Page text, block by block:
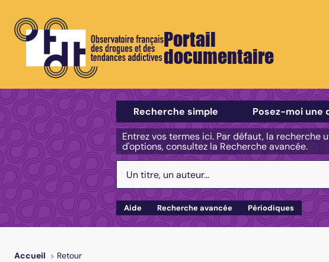
Portail
documentaire
Sélectionner un type de recherche
Recherche simple
Posez-moi une
Entrez vos termes ici. Par défaut, la recherche
d'options, consultez la Recherche avancée.
Aide Recherche avancée Périodiques
Accueil Retour